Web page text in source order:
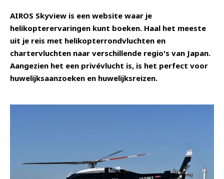
AIROS Skyview is een website waar je
helikopterervaringen kunt boeken. Haal het meeste
uit je reis met helikopterrondvluchten en
chartervluchten naar verschillende regio's van Japan.
Aangezien het een privévlucht is, is het perfect voor
huwelijksaanzoeken en huwelijksreizen.